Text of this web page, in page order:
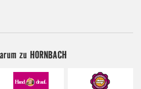
zu HORNBACH